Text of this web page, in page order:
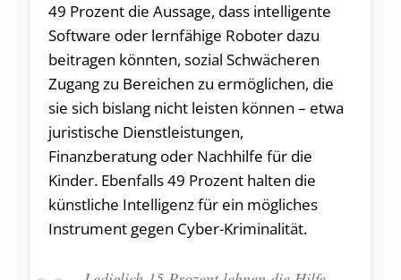
49 Prozent die Aussage, dass intelligente
Software oder lernfähige Roboter dazu
beitragen könnten, sozial Schwächeren
Zugang zu Bereichen zu ermöglichen, die
sie sich bislang nicht leisten können – etwa
juristische Dienstleistungen,
Finanzberatung oder Nachhilfe für die
Kinder. Ebenfalls 49 Prozent halten die
künstliche Intelligenz für ein mögliches
Instrument gegen Cyber-Kriminalität.